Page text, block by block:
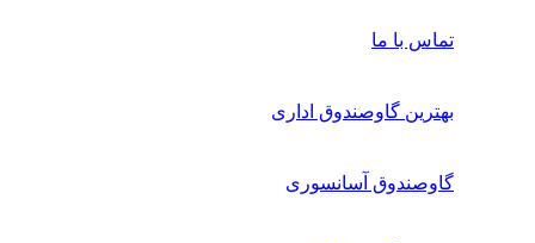
تماس با ما
بهترین گاوصندوق اداری
گاوصندوق آسانسوری